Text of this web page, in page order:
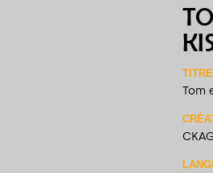
TITRE
Tom